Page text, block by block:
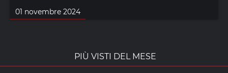
01 novembre 2024
PIÙ VISTI DEL MESE